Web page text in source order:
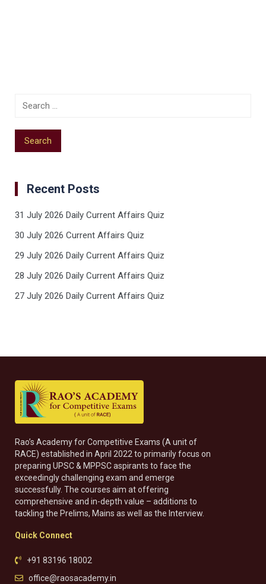
Recent Posts
31 July 2026 Daily Current Affairs Quiz
30 July 2026 Current Affairs Quiz
29 July 2026 Daily Current Affairs Quiz
28 July 2026 Daily Current Affairs Quiz
27 July 2026 Daily Current Affairs Quiz
Rao’s Academy for Competitive Exams (A unit of
RACE) established in April 2022 to primarily focus on
preparing UPSC & MPPSC aspirants to face the
exceedingly challenging exam and emerge
successfully. The courses aim at offering
comprehensive and in-depth value – additions to
tackling the Prelims, Mains as well as the Interview.
Quick Connect
+91 83196 18002
office@raosacademy.in